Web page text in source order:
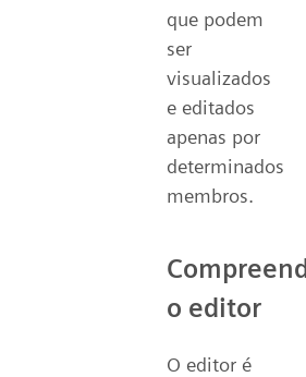
que podem
ser
visualizados
e editados
apenas por
determinados
membros.
o editor
O editor é